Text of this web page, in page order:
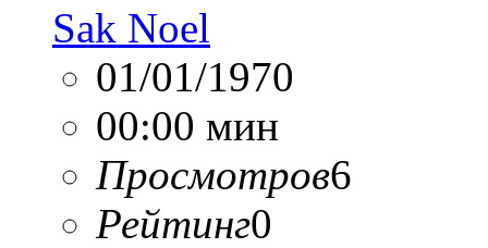
Sak Noel
01/01/1970
00:00 мин
Просмотров6
Рейтинг0